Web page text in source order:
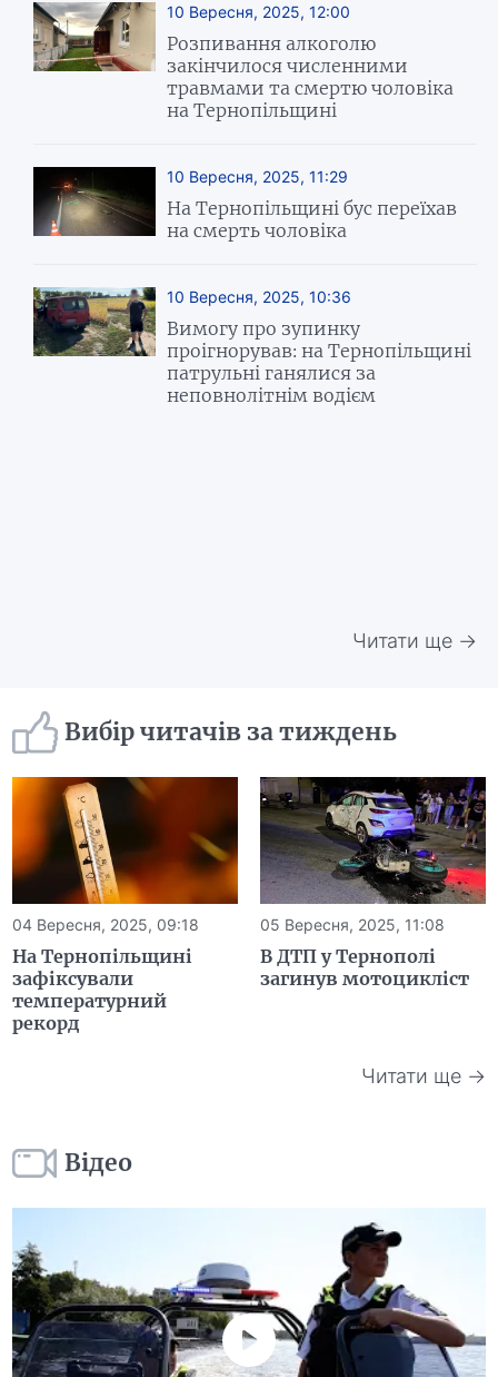
10 Вересня, 2025, 12:00
Розпивання алкоголю
закінчилося численними
травмами та смертю чоловіка
на Тернопільщині
10 Вересня, 2025, 11:29
На Тернопільщині бус переїхав
на смерть чоловіка
10 Вересня, 2025, 10:36
Вимогу про зупинку
проігнорував: на Тернопільщині
патрульні ганялися за
неповнолітнім водієм
Читати ще →
Вибір читачів за тиждень
04 Вересня, 2025, 09:18
На Тернопільщині
зафіксували
температурний
рекорд
05 Вересня, 2025, 11:08
В ДТП у Тернополі
загинув мотоцикліст
Читати ще →
Відео